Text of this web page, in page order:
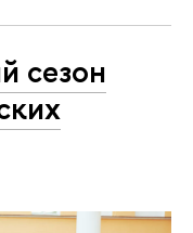
сезон